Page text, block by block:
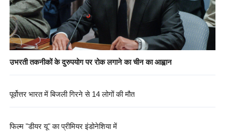
उभरती तकनीकों के दुरुपयोग पर रोक लगाने का चीन का आह्वान
पूर्वोत्तर भारत में बिजली गिरने से 14 लोगों की मौत
फिल्म "डीयर यू" का प्रीमियर इंडोनेशिया में